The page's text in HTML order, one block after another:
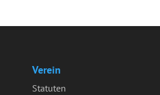
Verein
Statuten